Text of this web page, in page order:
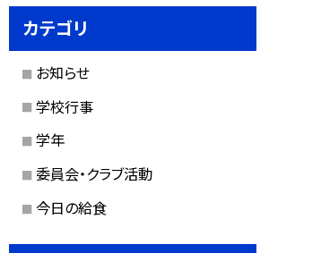
カテゴリ
お知らせ
学校行事
学年
委員会・クラブ活動
今日の給食